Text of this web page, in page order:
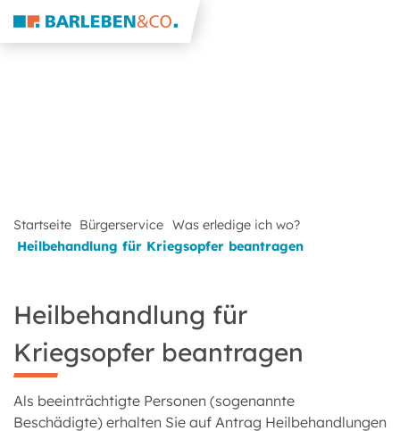
Startseite Bürgerservice Was erledige ich wo?
Heilbehandlung für Kriegsopfer beantragen
Heilbehandlung für
Kriegsopfer beantragen
Als beeinträchtigte Personen (sogenannte
Beschädigte) erhalten Sie auf Antrag Heilbehandlungen